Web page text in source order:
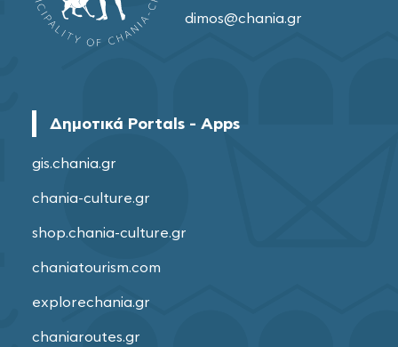
dimos@chania.gr
Δημοτικά Portals - Apps
gis.chania.gr
chania-culture.gr
shop.chania-culture.gr
chaniatourism.com
explorechania.gr
chaniaroutes.gr